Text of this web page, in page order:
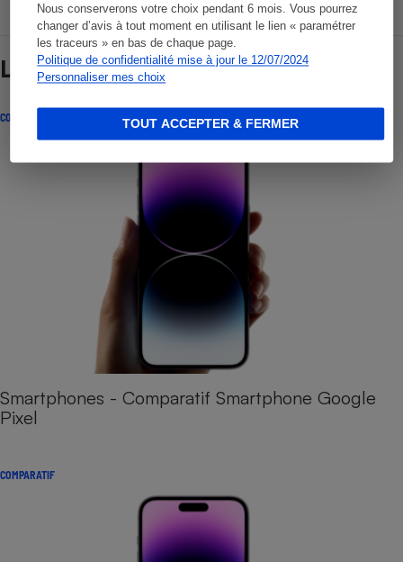
Nous conserverons votre choix pendant 6 mois. Vous pourrez
changer d’avis à tout moment en utilisant le lien « paramétrer
les traceurs » en bas de chaque page.
Politique de confidentialité mise à jour le 12/07/2024
Personnaliser mes choix
TOUT ACCEPTER & FERMER
Lire aussi
COMPARATIF
Smartphones - Comparatif Smartphone Google
Pixel
COMPARATIF